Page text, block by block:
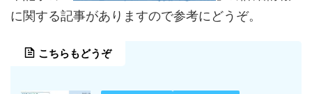
に関する記事がありますので参考にどうぞ。
こちらもどうぞ